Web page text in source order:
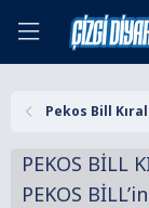
Pekos Bill
PEKOS BİLL
PEKOS